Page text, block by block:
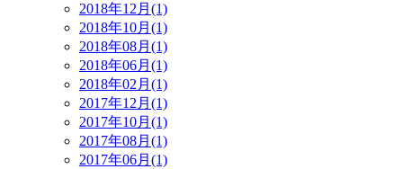
2018年12月(1)
2018年10月(1)
2018年08月(1)
2018年06月(1)
2018年02月(1)
2017年12月(1)
2017年10月(1)
2017年08月(1)
2017年06月(1)